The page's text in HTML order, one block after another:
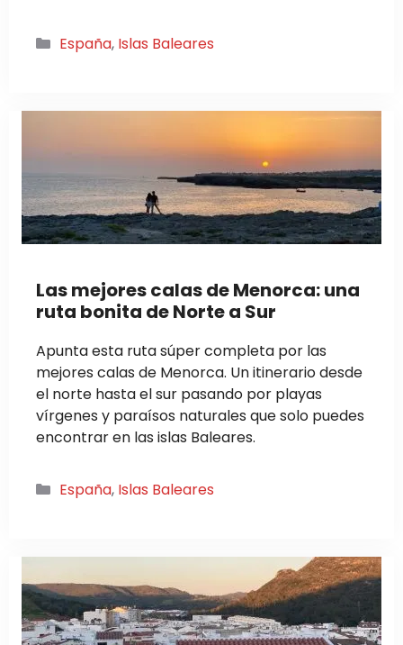
Categorías
España, Islas Baleares
Las mejores calas de Menorca: una
ruta bonita de Norte a Sur
Apunta esta ruta súper completa por las
mejores calas de Menorca. Un itinerario desde
el norte hasta el sur pasando por playas
vírgenes y paraísos naturales que solo puedes
encontrar en las islas Baleares.
Categorías
España, Islas Baleares